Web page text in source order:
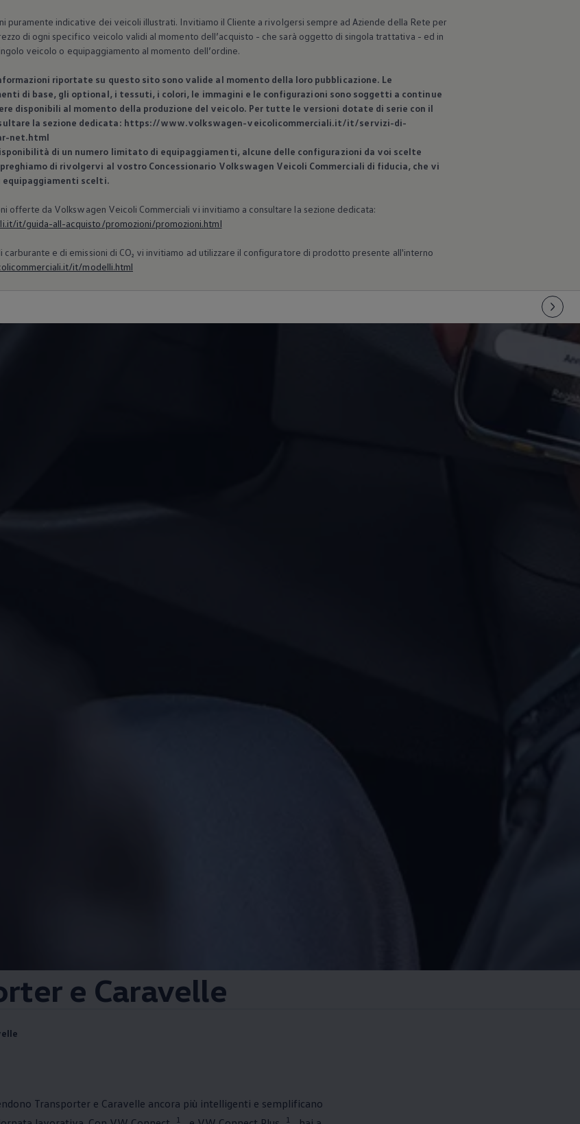
e Caravelle
Transporter e Caravelle ancora più intelligenti e semplificano
1 1
puramente indicative dei veicoli illustrati. Invitiamo il Cliente a rivolgersi sempre ad Aziende della Rete per
di ogni specifico veicolo validi al momento dell’acquisto - che sarà oggetto di singola trattativa - ed in
veicolo o equipaggiamento al momento dell’ordine.
riportate su questo sito sono valide al momento della loro pubblicazione. Le
di base, gli optional, i tessuti, i colori, le immagini e le configurazioni sono soggetti a continue
disponibili al momento della produzione del veicolo. Per tutte le versioni dotate di serie con il
la sezione dedicata: https://www.volkswagen-veicolicommerciali.it/it/servizi-di-
net.html
di un numero limitato di equipaggiamenti, alcune delle configurazioni da voi scelte
di rivolgervi al vostro Concessionario Volkswagen Veicoli Commerciali di fiducia, che vi
equipaggiamenti scelti.
offerte da Volkswagen Veicoli Commerciali vi invitiamo a consultare la sezione dedicata:
it/guida-all-acquisto/promozioni/promozioni.html
e di emissioni di CO₂ vi invitiamo ad utilizzare il configuratore di prodotto presente all'interno
it/modelli.html